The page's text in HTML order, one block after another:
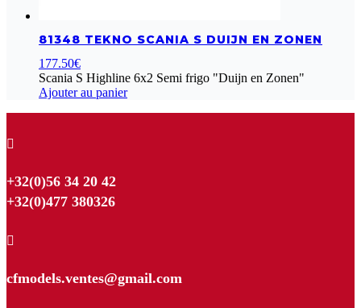
81348 TEKNO SCANIA S DUIJN EN ZONEN
177.50€
Scania S Highline 6x2 Semi frigo "Duijn en Zonen"
Ajouter au panier

+32(0)56 34 20 42
+32(0)477 380326

cfmodels.ventes@gmail.com